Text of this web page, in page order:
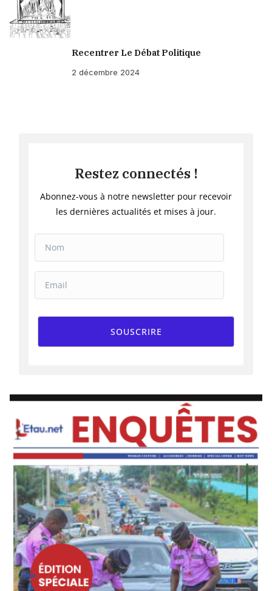
Recentrer Le Débat Politique
2 décembre 2024
Restez connectés !
Abonnez-vous à notre newsletter pour recevoir
les dernières actualités et mises à jour.
SOUSCRIRE